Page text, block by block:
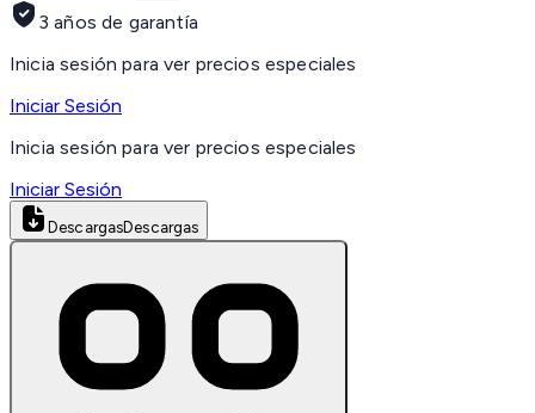
3 años de garantía
Inicia sesión para ver precios especiales
Iniciar Sesión
Inicia sesión para ver precios especiales
Iniciar Sesión
DescargasDescargas